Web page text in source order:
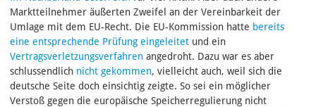
Marktteilnehmer äußerten Zweifel an der Vereinbarkeit der
Umlage mit dem EU-Recht. Die EU-Kommission hatte bereits
eine entsprechende Prüfung eingeleitet und ein
Vertragsverletzungsverfahren angedroht. Dazu war es aber
schlussendlich nicht gekommen, vielleicht auch, weil sich die
deutsche Seite doch einsichtig zeigte. So sei ein möglicher
Verstoß gegen die europäische Speicherregulierung nicht